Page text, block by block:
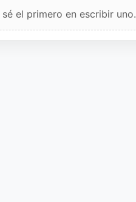
el primero en escribir uno.